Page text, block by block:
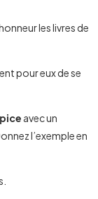
les livres de
pour eux de se
avec un
l’exemple en